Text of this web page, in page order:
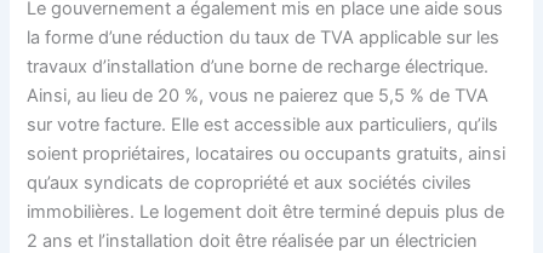
Le gouvernement a également mis en place une aide sous
la forme d’une réduction du taux de TVA applicable sur les
travaux d’installation d’une borne de recharge électrique.
Ainsi, au lieu de 20 %, vous ne paierez que 5,5 % de TVA
sur votre facture. Elle est accessible aux particuliers, qu’ils
soient propriétaires, locataires ou occupants gratuits, ainsi
qu’aux syndicats de copropriété et aux sociétés civiles
immobilières. Le logement doit être terminé depuis plus de
2 ans et l’installation doit être réalisée par un électricien